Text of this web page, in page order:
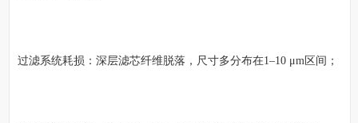
过滤系统耗损：深层滤芯纤维脱落，尺寸多分布在1–10 μm区间；